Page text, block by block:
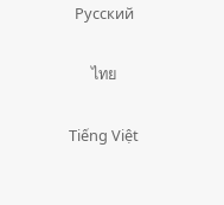
Русский
ไทย
Tiếng Việt